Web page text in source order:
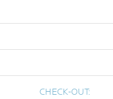
CHECK-OUT: